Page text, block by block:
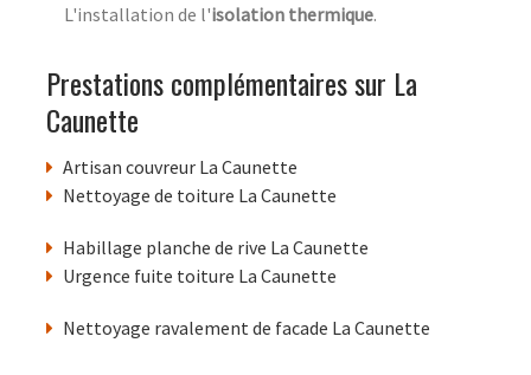
L'installation de l'isolation thermique.
Prestations complémentaires sur La
Caunette
Artisan couvreur La Caunette
Nettoyage de toiture La Caunette
Habillage planche de rive La Caunette
Urgence fuite toiture La Caunette
Nettoyage ravalement de facade La Caunette